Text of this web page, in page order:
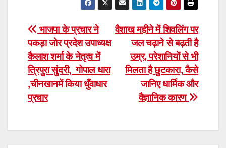
Post
navigation
वैशाख महीने में शिवलिंग पर
जल चढ़ाने से बढ़ती है
उम्र, परेशानियों से भी
मिलता है छुटकारा, कैसे
जानिए धार्मिक और
वैज्ञानिक कारण
भाजपा के प्रचार ने
पकड़ा जोर प्रदेश उपाध्यक्ष
कैलाश शर्मा के नेतृत्व में
त्रिपुरा सुंदरी, गोपाल धारा
,चीनखानमें किया धुँवाधार
प्रचार